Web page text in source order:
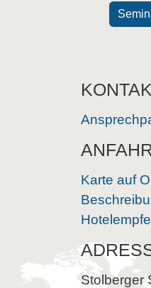
Karte auf
Stolberger